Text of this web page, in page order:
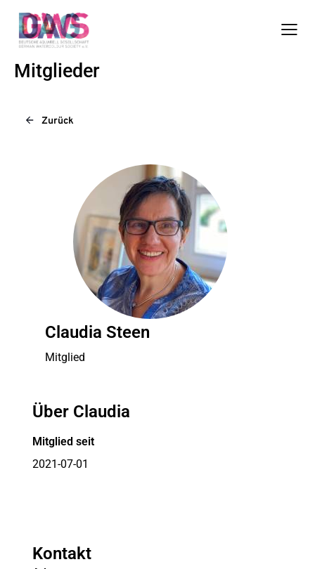
Mitglieder
Zurück
Claudia Steen
Mitglied
Über Claudia
Mitglied seit
2021-07-01
Kontakt